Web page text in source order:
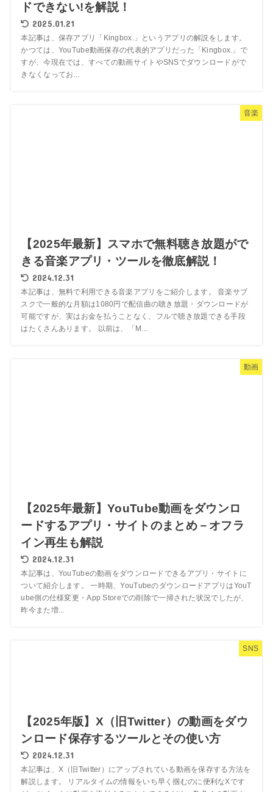
ドできない!を解説！
2025.01.21
本記事は、保存アプリ「Kingbox.」というアプリの解説をします。
かつては、YouTube動画保存の代表的アプリだった「Kingbox.」で
すが、今現在では、すべての動画サイトやSNSでダウンロードがで
きなくなってお...
音楽
【2025年最新】スマホで無料聴き放題がで
きる音楽アプリ・ツールを徹底解説！
2024.12.31
本記事は、無料で利用できる音楽アプリをご紹介します。 音楽サブ
スクで一般的な月額は1080円で配信曲の聴き放題・ダウンロードが
可能ですが、実はお金を払うことなく、フルで聴き放題できる手段
はたくさんあります。 以前は、「M...
動画
【2025年最新】YouTube動画をダウンロ
ードするアプリ・サイトのまとめ－オフラ
イン再生も解説
2024.12.31
本記事は、YouTubeの動画をダウンロードできるアプリ・サイトに
ついて紹介します。 一時期、YouTubeのダウンロードアプリはYouT
ube側の仕様変更・App Storeでの削除で一掃された状況でしたが、
昨今また増...
SNS
【2025年版】X（旧Twitter）の動画をダウ
ンロード保存するツールとその使い方
2024.12.31
本記事は、X（旧Twitter）にアップされている動画を保存する方法を
解説します。 リアルタイムの情報をいち早く掴むのに便利なXです